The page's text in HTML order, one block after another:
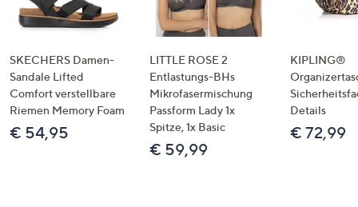
SKECHERS Damen-
Sandale Lifted
Comfort verstellbare
Riemen Memory Foam
€ 54,95
LITTLE ROSE 2
Entlastungs-BHs
Mikrofasermischung
Passform Lady 1x
Spitze, 1x Basic
€ 59,99
KIPLING®
Details
€ 72,99